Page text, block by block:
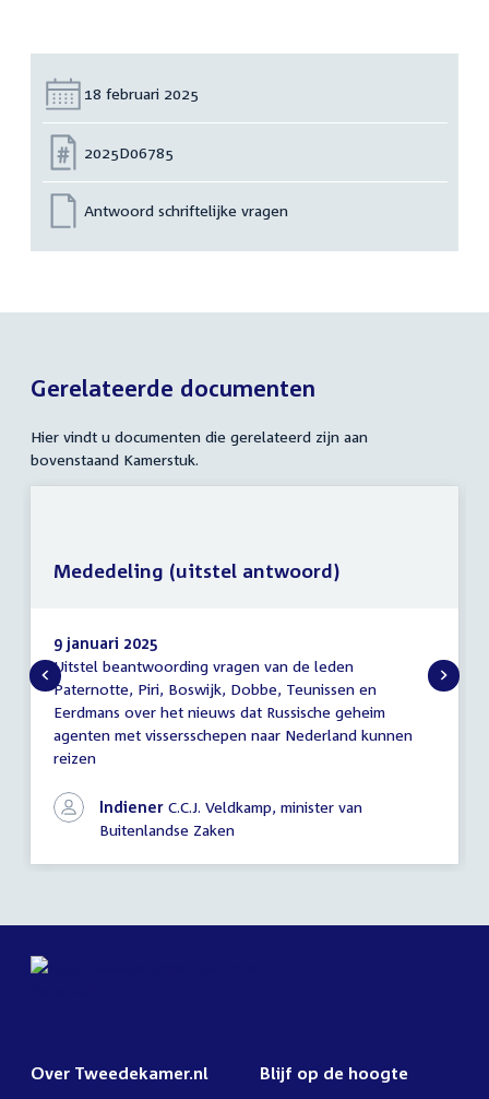
Datum:
18 februari 2025
Nummer:
2025D06785
Antwoord schriftelijke vragen
Gerelateerde documenten
Hier vindt u documenten die gerelateerd zijn aan
bovenstaand Kamerstuk.
Mededeling
(uitstel
antwoord)
9 januari 2025
Uitstel beantwoording vragen van de leden
Paternotte, Piri, Boswijk, Dobbe, Teunissen en
Eerdmans over het nieuws dat Russische geheim
agenten met vissersschepen naar Nederland kunnen
reizen
Indiener C.C.J. Veldkamp, minister van
Buitenlandse Zaken
Mededeling (uitstel antwoord)
Over Tweedekamer.nl Blijf op de hoogte